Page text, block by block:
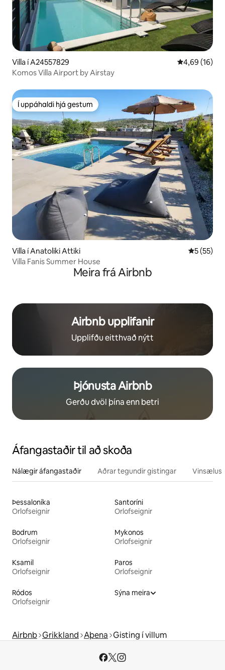
Villa í A24557829 4,69 af 5 í
4,69 (16)
Komos Villa Airport by Airstay
Í uppáhaldi hjá gestum
Í uppáhaldi hjá gestum
Villa í Anatoliki Attiki 5 af 5 í
5 (55)
Villa Fanis Summer House
Meira frá Airbnb
Airbnb upplifanir
Upplifðu eitthvað nýtt
Þjónusta Airbnb
Gerðu dvöl þína enn betri
Áfangastaðir til að skoða
Nálægir áfangastaðir Aðrar tegundir gistingar
Þessaloníka
Orlofseignir
Santoríni
Orlofseignir
Bodrum
Orlofseignir
Mykonos
Orlofseignir
Ksamil
Orlofseignir
Paros
Orlofseignir
Ródos
Orlofseignir
Sýna meira
Airbnb Grikkland Aþena Gisting í villum